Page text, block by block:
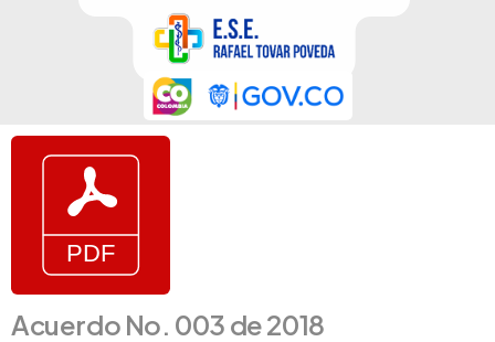
Acuerdo No. 003 de 2018